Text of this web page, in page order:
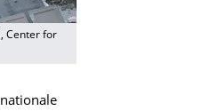
Center for